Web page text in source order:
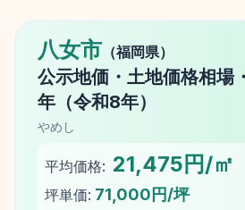
八女市 （福岡県）
公示地価 ・土地価格相場
年（令和8年）
やめし
平均価格: 21,475円/㎡
坪単価: 71,000円/坪